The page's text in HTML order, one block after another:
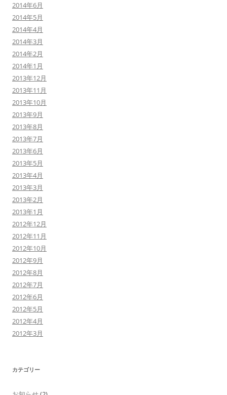
2014年6月
2014年5月
2014年4月
2014年3月
2014年2月
2014年1月
2013年12月
2013年11月
2013年10月
2013年9月
2013年8月
2013年7月
2013年6月
2013年5月
2013年4月
2013年3月
2013年2月
2013年1月
2012年12月
2012年11月
2012年10月
2012年9月
2012年8月
2012年7月
2012年6月
2012年5月
2012年4月
2012年3月
カテゴリー